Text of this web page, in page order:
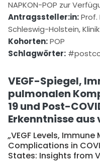
NAPKON-POP zur
Antragssteller:in:Prof.
Schleswig-Holstein,
Kohorten:POP
Schlagwörter:
VEGF-Spiegel,
pulmonalen
19 und Post-
Erkenntnisse
„VEGF Levels,
Complications in
States: Insights from